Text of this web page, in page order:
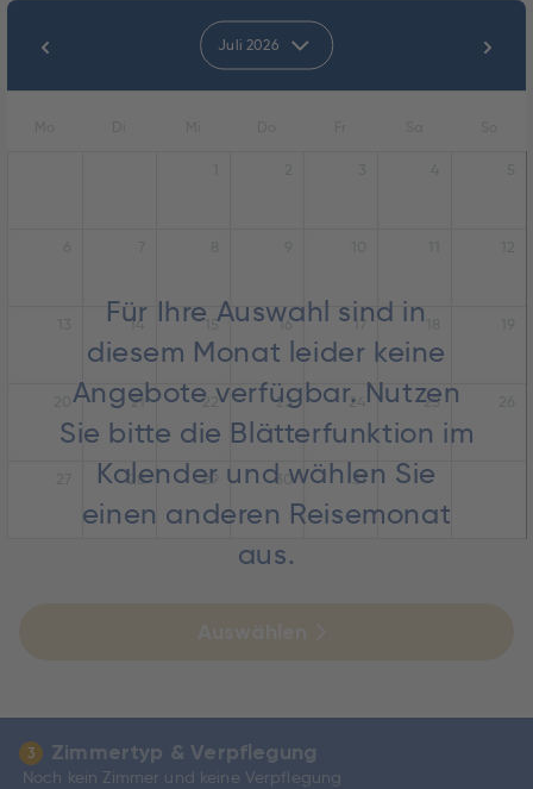
Juli 2026
Für Ihre Auswahl sind in
diesem Monat leider keine
Angebote verfügbar. Nutzen
Sie bitte die Blätterfunktion im
Kalender und wählen Sie
einen anderen Reisemonat
aus.
14 15 16 17
21 22 23 24 25
28 29 30 31
3 Zimmertyp & Verpflegung
Noch kein Zimmer und keine Verpflegung